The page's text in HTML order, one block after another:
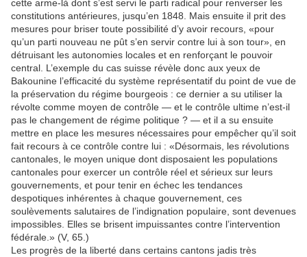
cette arme-là dont s’est servi le parti radical pour renverser les
constitutions antérieures, jusqu’en 1848. Mais ensuite il prit des
mesures pour briser toute possibilité d’y avoir recours, «pour
qu’un parti nouveau ne pût s’en servir contre lui à son tour», en
détruisant les autonomies locales et en renforçant le pouvoir
central. L’exemple du cas suisse révèle donc aux yeux de
Bakounine l’efficacité du système représentatif du point de vue de
la préservation du régime bourgeois : ce dernier a su utiliser la
révolte comme moyen de contrôle — et le contrôle ultime n’est-il
pas le changement de régime politique ? — et il a su ensuite
mettre en place les mesures nécessaires pour empêcher qu’il soit
fait recours à ce contrôle contre lui : «Désormais, les révolutions
cantonales, le moyen unique dont disposaient les populations
cantonales pour exercer un contrôle réel et sérieux sur leurs
gouvernements, et pour tenir en échec les tendances
despotiques inhérentes à chaque gouvernement, ces
soulèvements salutaires de l’indignation populaire, sont devenues
impossibles. Elles se brisent impuissantes contre l’intervention
fédérale.» (V, 65.)
Les progrès de la liberté dans certains cantons jadis très